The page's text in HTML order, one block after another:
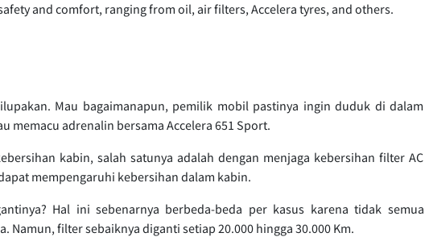
and comfort, ranging from oil, air filters, Accelera tyres, and others.
Mau bagaimanapun, pemilik mobil pastinya ingin duduk di dalam
memacu adrenalin bersama Accelera 651 Sport.
kabin, salah satunya adalah dengan menjaga kebersihan filter AC
mempengaruhi kebersihan dalam kabin.
Hal ini sebenarnya berbeda-beda per kasus karena tidak semua
filter sebaiknya diganti setiap 20.000 hingga 30.000 Km.